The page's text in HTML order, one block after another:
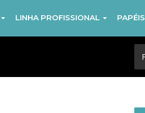
LINHA PROFISSIONAL PAPÉIS